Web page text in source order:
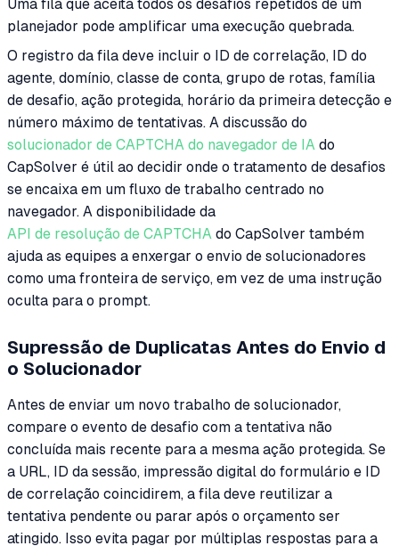
Uma fila que aceita todos os desafios repetidos de um
planejador pode amplificar uma execução quebrada.
O registro da fila deve incluir o ID de correlação, ID do
agente, domínio, classe de conta, grupo de rotas, família
de desafio, ação protegida, horário da primeira detecção e
número máximo de tentativas. A discussão do
solucionador de CAPTCHA do navegador de IA do
CapSolver é útil ao decidir onde o tratamento de desafios
se encaixa em um fluxo de trabalho centrado no
navegador. A disponibilidade da
API de resolução de CAPTCHA do CapSolver também
ajuda as equipes a enxergar o envio de solucionadores
como uma fronteira de serviço, em vez de uma instrução
oculta para o prompt.
Supressão de Duplicatas Antes do Envio d
o Solucionador
Antes de enviar um novo trabalho de solucionador,
compare o evento de desafio com a tentativa não
concluída mais recente para a mesma ação protegida. Se
a URL, ID da sessão, impressão digital do formulário e ID
de correlação coincidirem, a fila deve reutilizar a
tentativa pendente ou parar após o orçamento ser
atingido. Isso evita pagar por múltiplas respostas para a